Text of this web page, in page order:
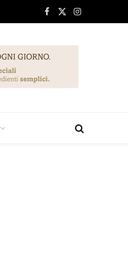
Facebook
X
Instagram